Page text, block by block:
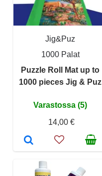
Jig&Puz
1000 Palat
Puzzle Roll Mat up to
1000 pieces Jig & Puz
Varastossa (5)
14,00 €